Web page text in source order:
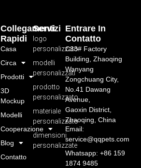
Servizi
logo
personalizzato
modelli
personalizzati
prodotto
personalizzato
materiale
personalizzato
dimensioni
personalizzate
Collegamenti
Rapidi
Casa
Circa
Prodotti
3D
Mockup
Modelli
Cooperazione
Blog
Contatto
Entrare In
Contatto
C33# Factory
Building, Zhaoqing
Wanyang
Zongchuang City,
No.41 Dawang
Avenue,
Gaoxin District,
Zhaoqing, China
Email:
service@qqpets.com
Whatsapp: +86 159
1874 9485